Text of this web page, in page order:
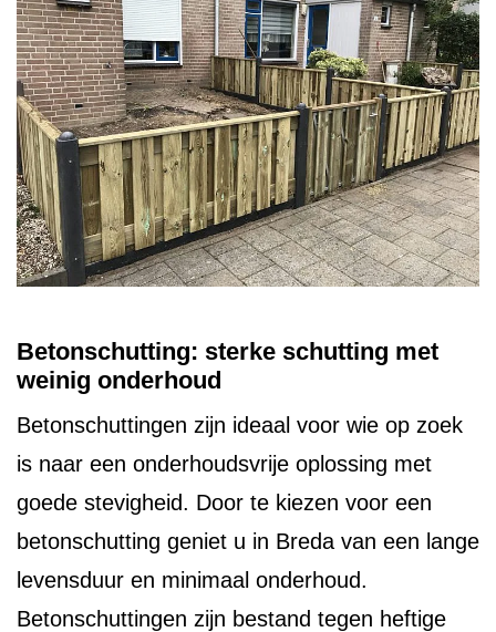
Betonschutting: sterke schutting met
weinig onderhoud
Betonschuttingen zijn ideaal voor wie op zoek
is naar een onderhoudsvrije oplossing met
goede stevigheid. Door te kiezen voor een
betonschutting geniet u in Breda van een lange
levensduur en minimaal onderhoud.
Betonschuttingen zijn bestand tegen heftige